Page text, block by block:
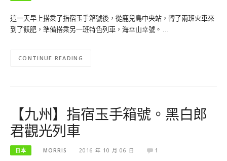
這一天早上搭乘了指宿玉手箱號後，從鹿兒島中央站，轉了兩班火車來
到了飫肥，準備搭乘另一班特色列車，海幸山幸號。 …
CONTINUE READING
【九州】指宿玉手箱號。黑白郎
君觀光列車
日本 MORRIS 2016 年 10 月 06 日 1